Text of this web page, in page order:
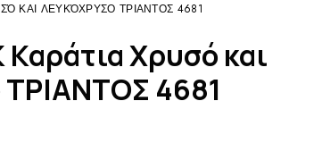
ΚΑΙ ΛΕΥΚΌΧΡΥΣΟ ΤΡΙΑΝΤΟΣ 4681
4681